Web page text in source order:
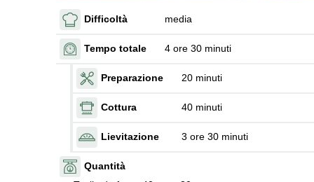
Difficoltà media
Tempo totale 4 ore 30 minuti
Preparazione 20 minuti
Cottura 40 minuti
Lievitazione 3 ore 30 minuti
Quantità